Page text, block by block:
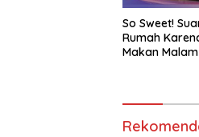
So Sweet!
Rumah
Makan